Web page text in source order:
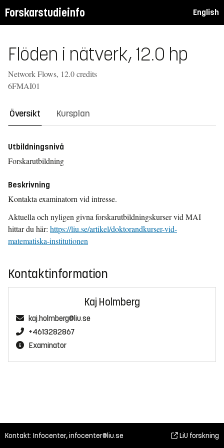
Forskarstudieinfo English
Flöden i nätverk, 12.0 hp
Network Flows, 12.0 credits
6FMAI01
Översikt Kursplan
Utbildningsnivå
Forskarutbildning
Beskrivning
Kontakta examinatorn vid intresse.
Aktuella och nyligen givna forskarutbildningskurser vid MAI
hittar du här: https://liu.se/artikel/doktorandkurser-vid-
matematiska-institutionen
Kontaktinformation
Kaj Holmberg
kaj.holmberg@liu.se
+4613282867
Examinator
Kontakt: Infocenter,infocenter@liu.se LiU forskning